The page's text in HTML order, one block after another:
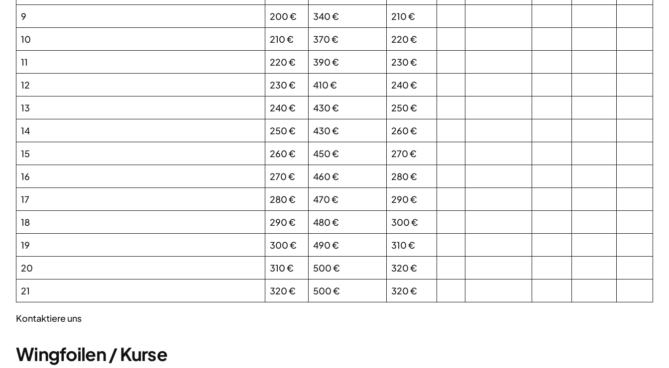
9
200 € 340 €
210 €
10
210 € 370 €
220 €
11
220 € 390 €
230 €
12
230 € 410 €
240 €
13
240 € 430 €
250 €
14
250 € 430 €
260 €
15
260 € 450 €
270 €
16
270 € 460 €
280 €
17
280 € 470 €
290 €
18
290 € 480 €
300 €
19
300 € 490 €
310 €
20
310 € 500 €
320 €
21
320 € 500 € 320 €
Kontaktiere uns
Wingfoilen / Kurse